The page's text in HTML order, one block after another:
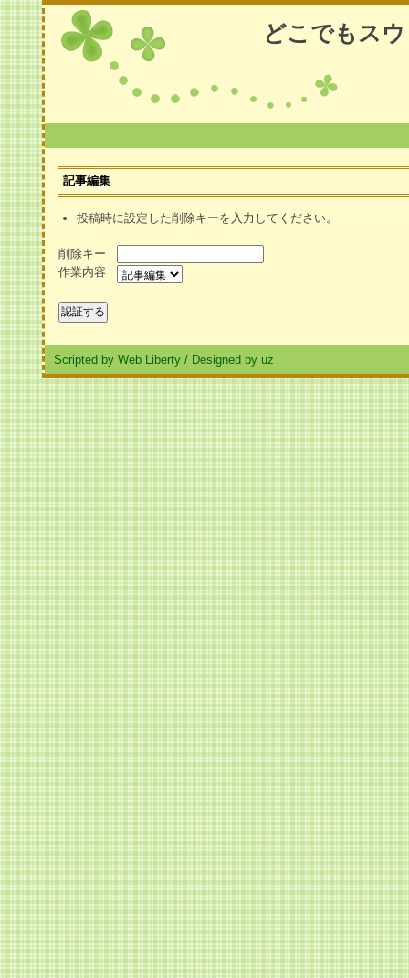
どこでもス
記事編集
投稿時に設定した削除キーを入力してください。
削除キー
作業内容
Scripted by Web Liberty / Designed by uz